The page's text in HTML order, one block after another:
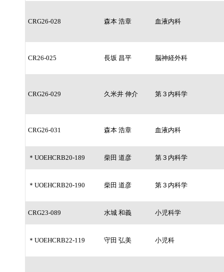
CRG26-028 森本 浩章 血液内科
CR26-025 長坂 昌平 脳神経外科
CRG26-029 久米井 伸介 第３内科学
CRG26-031 森本 浩章 血液内科
＊UOEHCRB20-189 柴田 道彦 第３内科学
＊UOEHCRB20-190 柴田 道彦 第３内科学
CRG23-089 水城 和義 小児科学
＊UOEHCRB22-119 守田 弘美 小児科